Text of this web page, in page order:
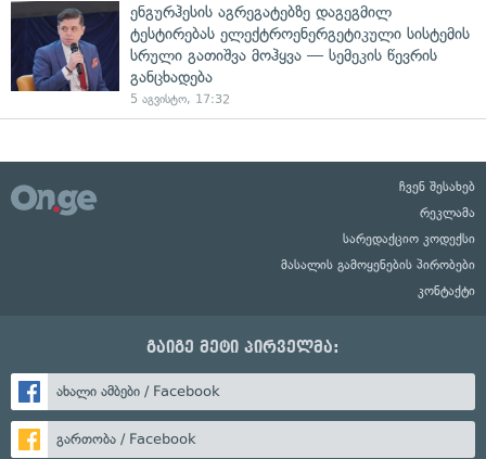
ენგურჰესის აგრეგატებზე დაგეგმილ
ტესტირებას ელექტროენერგეტიკული სისტემის
სრული გათიშვა მოჰყვა — სემეკის წევრის
განცხადება
5 აგვისტო, 17:32
ჩვენ შესახებ
რეკლამა
სარედაქციო კოდექსი
მასალის გამოყენების პირობები
კონტაქტი
გაიგე მეტი პირველმა:
ახალი ამბები / Facebook
გართობა / Facebook